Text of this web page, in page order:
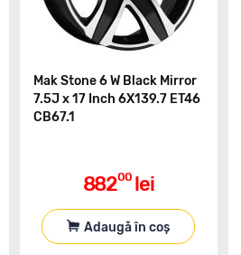
Mak Stone 6 W Black Mirror
7.5J x 17 Inch 6X139.7 ET46
CB67.1
88200 lei
Adaugă în coș